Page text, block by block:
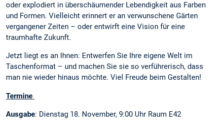
oder explodiert in überschäumender Lebendigkeit aus Farben
und Formen. Vielleicht erinnert er an verwunschene Gärten
vergangener Zeiten – oder entwirft eine Vision für eine
traumhafte Zukunft.
Jetzt liegt es an Ihnen: Entwerfen Sie Ihre eigene Welt im
Taschenformat – und machen Sie sie so verführerisch, dass
man nie wieder hinaus möchte. Viel Freude beim Gestalten!
Termine
Ausgabe: Dienstag 18. November, 9:00 Uhr Raum E42